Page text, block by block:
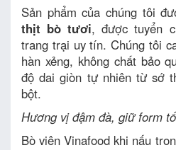
Sản phẩm của chúng tôi
thịt bò tươi, được tuyển
trang trại uy tín. Chúng tôi
hàn xẻng, không chất bảo
độ dai giòn tự nhiên từ sớ
bột.
Hương vị đậm đà, giữ form
Bò viên Vinafood khi nấu